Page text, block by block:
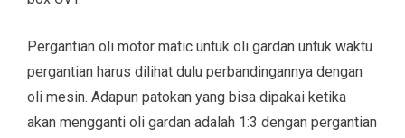
Pergantian oli motor matic untuk oli gardan untuk waktu
pergantian harus dilihat dulu perbandingannya dengan
oli mesin. Adapun patokan yang bisa dipakai ketika
akan mengganti oli gardan adalah 1:3 dengan pergantian